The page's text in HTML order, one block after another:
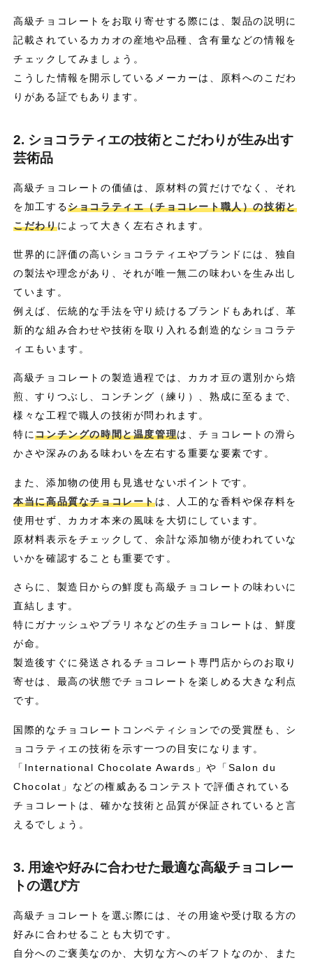
高級チョコレートをお取り寄せする際には、製品の説明に
記載されているカカオの産地や品種、含有量などの情報を
チェックしてみましょう。
こうした情報を開示しているメーカーは、原料へのこだわ
りがある証でもあります。
2. ショコラティエの技術とこだわりが生み出す
芸術品
高級チョコレートの価値は、原材料の質だけでなく、それ
を加工するショコラティエ（チョコレート職人）の技術と
こだわりによって大きく左右されます。
世界的に評価の高いショコラティエやブランドには、独自
の製法や理念があり、それが唯一無二の味わいを生み出し
ています。
例えば、伝統的な手法を守り続けるブランドもあれば、革
新的な組み合わせや技術を取り入れる創造的なショコラテ
ィエもいます。
高級チョコレートの製造過程では、カカオ豆の選別から焙
煎、すりつぶし、コンチング（練り）、熟成に至るまで、
様々な工程で職人の技術が問われます。
特にコンチングの時間と温度管理は、チョコレートの滑ら
かさや深みのある味わいを左右する重要な要素です。
また、添加物の使用も見逃せないポイントです。
本当に高品質なチョコレートは、人工的な香料や保存料を
使用せず、カカオ本来の風味を大切にしています。
原材料表示をチェックして、余計な添加物が使われていな
いかを確認することも重要です。
さらに、製造日からの鮮度も高級チョコレートの味わいに
直結します。
特にガナッシュやプラリネなどの生チョコレートは、鮮度
が命。
製造後すぐに発送されるチョコレート専門店からのお取り
寄せは、最高の状態でチョコレートを楽しめる大きな利点
です。
国際的なチョコレートコンペティションでの受賞歴も、シ
ョコラティエの技術を示す一つの目安になります。
「International Chocolate Awards」や「Salon du
Chocolat」などの権威あるコンテストで評価されている
チョコレートは、確かな技術と品質が保証されていると言
えるでしょう。
3. 用途や好みに合わせた最適な高級チョコレー
トの選び方
高級チョコレートを選ぶ際には、その用途や受け取る方の
好みに合わせることも大切です。
自分へのご褒美なのか、大切な方へのギフトなのか、また